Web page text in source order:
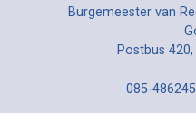
Burgemeester van
Postbus
085-